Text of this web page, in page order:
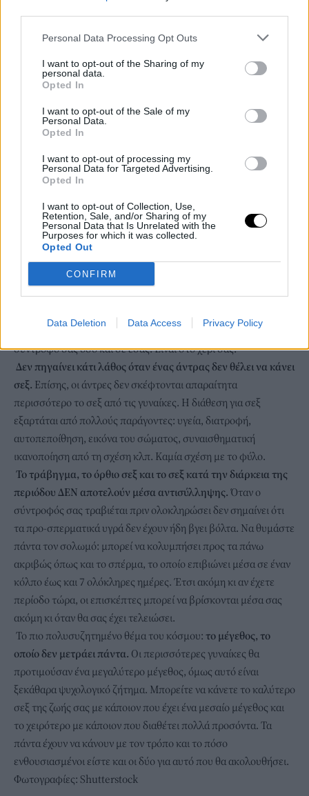
Personal Data Processing Opt Outs
I want to opt-out of the Sharing of my
personal data.
Opted In
I want to opt-out of the Sale of my
Personal Data.
Opted In
I want to opt-out of processing my
Personal Data for Targeted Advertising.
Opted In
I want to opt-out of Collection, Use,
Retention, Sale, and/or Sharing of my
Personal Data that Is Unrelated with the
Purposes for which it was collected.
Opted Out
CONFIRM
Data Deletion Data Access Privacy Policy
σώματος και όχι τις ταμπέλες.
Το σεξ δεν είναι σαν την πίτσαπου όταν δεν σας αρέσει η
πιπεριά για παράδειγμα, μπορείτε να τη βγάλετε και να
συνεχίσετε να απολαμβάνετε το κομμάτι σας. Και κυρίως, το
κακό σεξ δεν είναι καλύτερο από το καθόλου σεξ και ειδικά για
τις γυναίκες που ένα κακό σεξ σημαίνει πως δεν σας έφυγε
κάθε φορά. Αυτό σημαίνει πως πρέπει να εστιάζετε τόσο στον
σύντροφό σας όσο και σε εσάς. Είναι στο χέρι σας.
Δεν πηγαίνει κάτι λάθος όταν ένας άντρας δεν θέλει να κάνει
σεξ. Επίσης, οι άντρες δεν σκέφτονται απαραίτητα
περισσότερο το σεξ από τις γυναίκες. Η διάθεση για σεξ
εξαρτάται από πολλούς παράγοντες: υγεία, διατροφή,
αυτοπεποίθηση, εικόνα του σώματος, συναισθηματική
ικανοποίηση από τη σχέση κλπ. Καμία σχέση με το φύλο.
Το τράβηγμα, το όρθιο σεξ και το σεξ κατά την διάρκεια της
περιόδου ΔΕΝ αποτελούν μέσα αντισύλληψης. Όταν ο
σύντροφός σας τραβιέται πριν ολοκληρώσει δεν σημαίνει ότι
τα προ-σπερματικά υγρά δεν έχουν ήδη βγει βόλτα. Να θυμάστε
πάντα τον σολωμό: μπορεί να κολυμπήσει προς τα πάνω
ακριβώς όπως και το σπέρμα, το οποίο επιβιώνει μέσα σε έναν
κόλπο έως και 7 ολόκληρες ημέρες. Έτσι ακόμη κι αν έχετε
περίοδο τώρα, οι επισκέπτες μπορεί να βρίσκονται μέσα σας
ακόμη κι όταν θα σας έχει τελειώσει.
Το πιο πολυσυζητημένο θέμα του κόσμου: το μέγεθος, το
οποίο δεν μετράει πάντα. Οι περισσότερες γυναίκες θα
προτιμούσαν ένα μεγαλύτερο μέγεθος, όμως αυτό είναι
ξεκάθαρα ψυχολογικό ζήτημα. Μπορείτε να κάνετε το καλύτερο
σεξ της ζωής σας με κάποιον που έχει ένα μεσαίο μέγεθος και
το χειρότερο με κάποιον που διαθέτει πολλά προσόντα. Τα
πάντα έχουν να κάνουν με τον τρόπο και το πόσο
ενθουσιασμένοι είστε και οι δύο για αυτό που θα ακολουθήσει.
Φωτογραφίες: Shutterstock